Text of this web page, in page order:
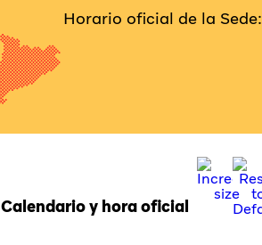
Horario oficial de la Sede:
Calendario y hora oficial